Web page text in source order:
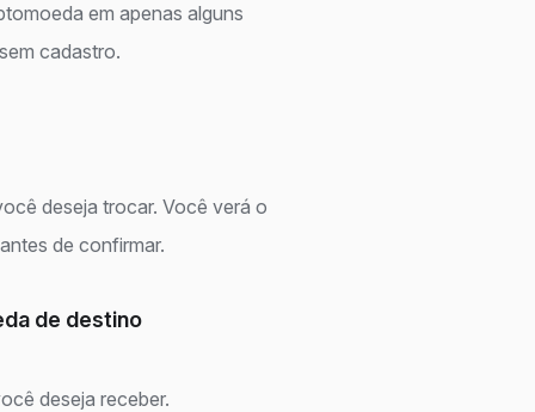
em apenas alguns
cadastro.
deseja trocar. Você verá o
de confirmar.
de destino
deseja receber.